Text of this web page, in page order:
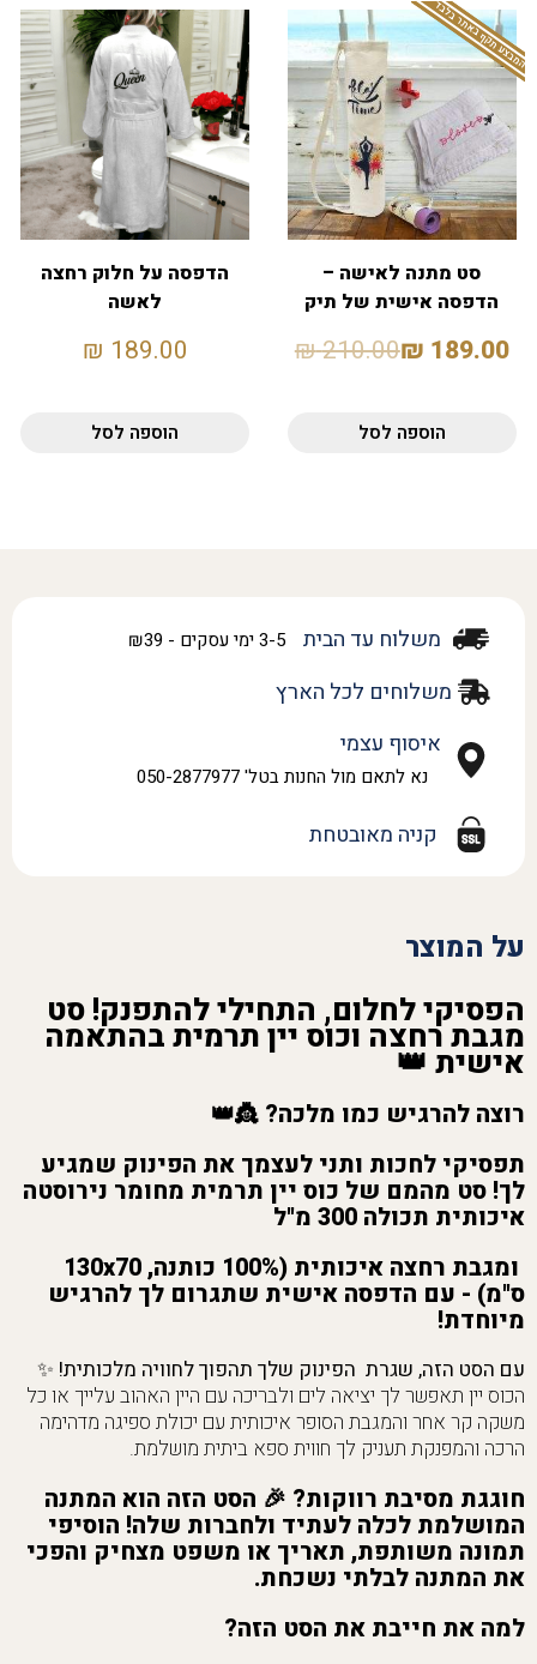
המבצע תקף באתר בלבד
סט מתנה לאישה –
הדפסה אישית של תיק
189.00
₪
210.00
₪
הוספה לסל
הדפסה על חלוק רחצה
לאשה
189.00
₪
הוספה לסל
משלוח עד הבית 3-5 ימי עסקים - ₪39
משלוחים לכל הארץ
איסוף עצמי
נא לתאם מול החנות בטל' 050-2877977
קניה מאובטחת
על המוצר
הפסיקי לחלום, התחילי להתפנק! סט
מגבת רחצה וכוס יין תרמית בהתאמה
אישית 👑
רוצה להרגיש כמו מלכה? 👸👑
תפסיקי לחכות ותני לעצמך את הפינוק שמגיע
לך! סט מהמם של כוס יין תרמית מחומר נירוסטה
איכותית תכולה 300 מ"ל
ומגבת רחצה איכותית (100% כותנה, 130x70
ס"מ) - עם הדפסה אישית שתגרום לך להרגיש
מיוחדת!
עם הסט הזה, שגרת הפינוק שלך תהפוך לחוויה מלכותית! ✨
הכוס יין תאפשר לך יציאה לים ולבריכה עם היין האהוב עלייך או כל
משקה קר אחר והמגבת הסופר איכותית עם יכולת ספיגה מדהימה
הרכה והמפנקת תעניק לך חווית ספא ביתית מושלמת.
חוגגת מסיבת רווקות? 🎉 הסט הזה הוא המתנה
המושלמת לכלה לעתיד ולחברות שלה! הוסיפי
תמונה משותפת, תאריך או משפט מצחיק והפכי
את המתנה לבלתי נשכחת.
למה את חייבת את הסט הזה?